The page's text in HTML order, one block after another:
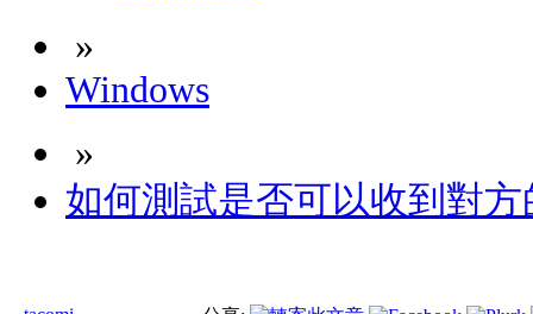
»
Windows
»
如何測試是否可以收到對方